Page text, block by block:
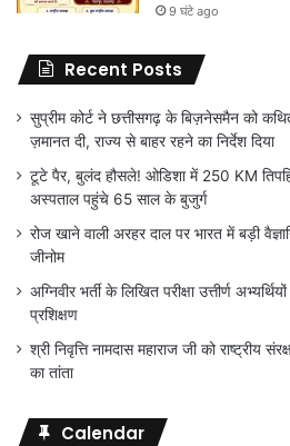
9 घंटे ago
Recent Posts
सुप्रीम कोर्ट ने छत्तीसगढ़ के बिज़नेसमैन को
ज़मानत दी, राज्य से बाहर रहने का निर्देश दिया
टूटे पैर, बुलंद हौसले! ओडिशा में 250 KM
अस्पताल पहुंचे 65 साल के बुजुर्ग
रोज खाने वाली अरहर दाल पर भारत में बड़ी
जीनोम
अग्निवीर भर्ती के लिखित परीक्षा उत्तीर्ण
प्रशिक्षण
श्री निवृत्ति नामदास महाराज जी को राष्ट्रीय
का तांता
Calendar